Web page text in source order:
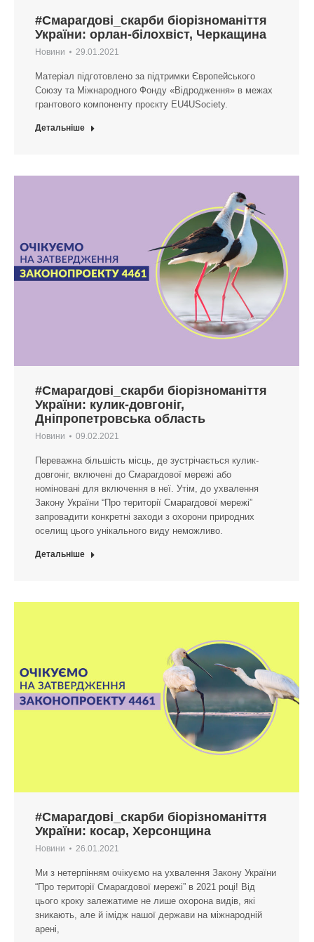
#Смарагдові_скарби біорізноманіття
України: орлан-білохвіст, Черкащина
Новини 29.01.2021
Матеріал підготовлено за підтримки Європейського
Союзу та Міжнародного Фонду «Відродження» в межах
грантового компоненту проєкту EU4USociety.
Детальніше
#Смарагдові_скарби біорізноманіття
України: кулик-довгоніг,
Дніпропетровська область
Новини 09.02.2021
Переважна більшість місць, де зустрічається кулик-
довгоніг, включені до Смарагдової мережі або
номіновані для включення в неї. Утім, до ухвалення
Закону України “Про території Смарагдової мережі”
запровадити конкретні заходи з охорони природних
оселищ цього унікального виду неможливо.
Детальніше
#Смарагдові_скарби біорізноманіття
України: косар, Херсонщина
Новини 26.01.2021
Ми з нетерпінням очікуємо на ухвалення Закону України
“Про території Смарагдової мережі” в 2021 році! Від
цього кроку залежатиме не лише охорона видів, які
зникають, але й імідж нашої держави на міжнародній
арені,